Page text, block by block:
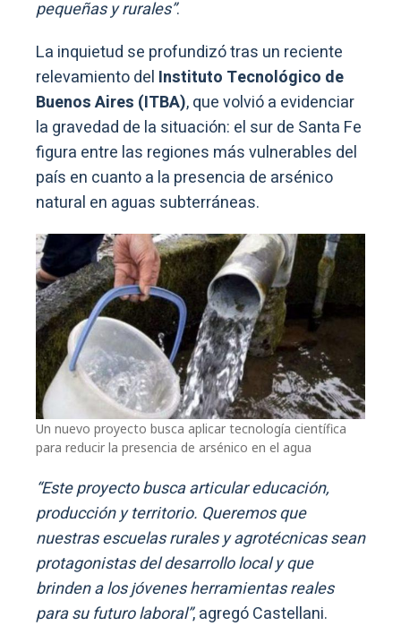
pequeñas y rurales”.
La inquietud se profundizó tras un reciente
relevamiento del Instituto Tecnológico de
Buenos Aires (ITBA), que volvió a evidenciar
la gravedad de la situación: el sur de Santa Fe
figura entre las regiones más vulnerables del
país en cuanto a la presencia de arsénico
natural en aguas subterráneas.
Un nuevo proyecto busca aplicar tecnología científica
para reducir la presencia de arsénico en el agua
“Este proyecto busca articular educación,
producción y territorio. Queremos que
nuestras escuelas rurales y agrotécnicas sean
protagonistas del desarrollo local y que
brinden a los jóvenes herramientas reales
para su futuro laboral”, agregó Castellani.